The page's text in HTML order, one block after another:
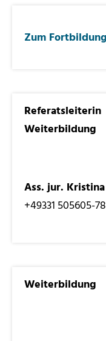
Zum
Referatsleiterin
Weiterbildung
Ass. jur.
+49331 505605-
Weiterbildung